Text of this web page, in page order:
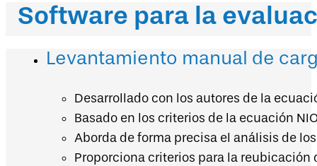
Software para la
Levantamiento manual de
Desarrollado con los autores de la
Basado en los criterios de la ecuación
Aborda de forma precisa el análisis de
Proporciona criterios para la reubicación